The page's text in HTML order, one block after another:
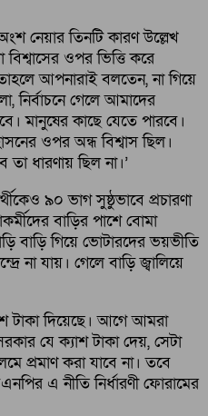
নেয়ার তিনটি কারণ উল্লেখ
ওপর ভিত্তি করে
তাহলে আপনারাই বলতেন, না গিয়ে
গেলে আমাদের
মানুষের কাছে যেতে পারবে।
ওপর অন্ধ বিশ্বাস ছিল।
তা ধারণায় ছিল না।’
৯০ ভাগ সুষ্ঠুভাবে প্রচারণা
বাড়ির পাশে বোমা
বাড়ি গিয়ে ভোটারদের ভয়ভীতি
না যায়। গেলে বাড়ি জ্বালিয়ে
টাকা দিয়েছে। আগে আমরা
যে ক্যাশ টাকা দেয়, সেটা
প্রমাণ করা যাবে না। তবে
এ নীতি নির্ধারণী ফোরামের